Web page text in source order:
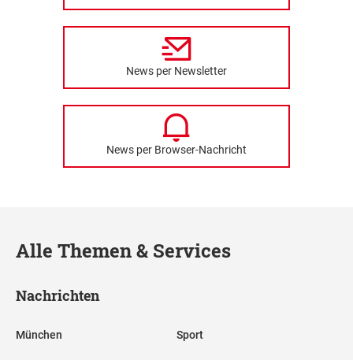
News per Newsletter
News per Browser-Nachricht
Alle Themen & Services
Nachrichten
München Sport